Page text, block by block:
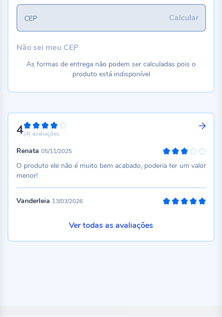
480%
(4) avaliações
Renata 05/11/2025
O produto ele não é muito bem acabado, poderia ter um valor
menor!
Vanderleia 13/03/2026
Ver todas as avaliações
Calcular
CEP
Não sei meu CEP
As formas de entrega não podem ser calculadas pois o
produto está indisponível